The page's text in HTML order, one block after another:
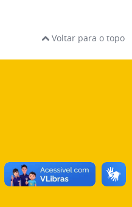
Voltar para o topo